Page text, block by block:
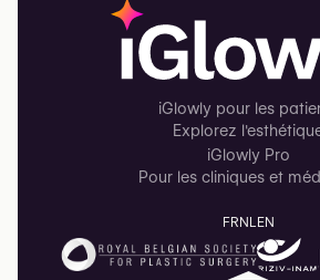
iGlowly pour les
Explorez
iGlowly Pro
Pour les cliniques et
FRNLEN